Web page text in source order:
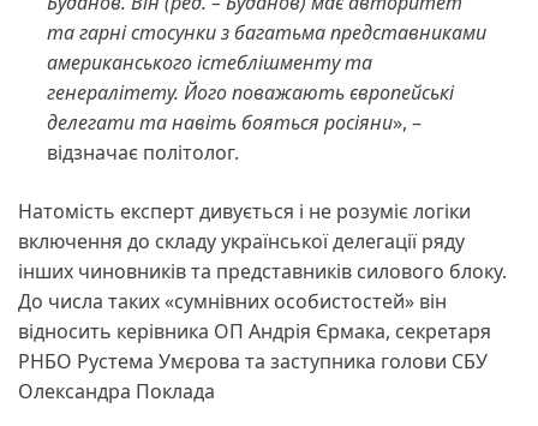
та гарні стосунки з багатьма представниками
американського істеблішменту та
генералітету. Його поважають європейські
делегати та навіть бояться росіяни», –
відзначає політолог.
Натомість експерт дивується і не розуміє логіки
включення до складу української делегації ряду
інших чиновників та представників силового блоку.
До числа таких «сумнівних особистостей» він
відносить керівника ОП Андрія Єрмака, секретаря
РНБО Рустема Умєрова та заступника голови СБУ
Олександра Поклада